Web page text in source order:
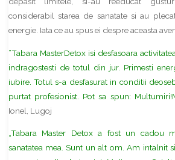
considerabil starea de sanatate si au
energie. Iata ce au spus ei despre aceasta
”Tabara MasterDetox isi desfasoara
indragostesti de totul din jur. Primesti
iubire. Totul s-a desfasurat in conditii
purtat profesionist. Pot sa spun:
Ionel, Lugoj
„Tabara Master Detox a fost un cadou
sanatatea mea. Sunt un alt om. Am intalnit